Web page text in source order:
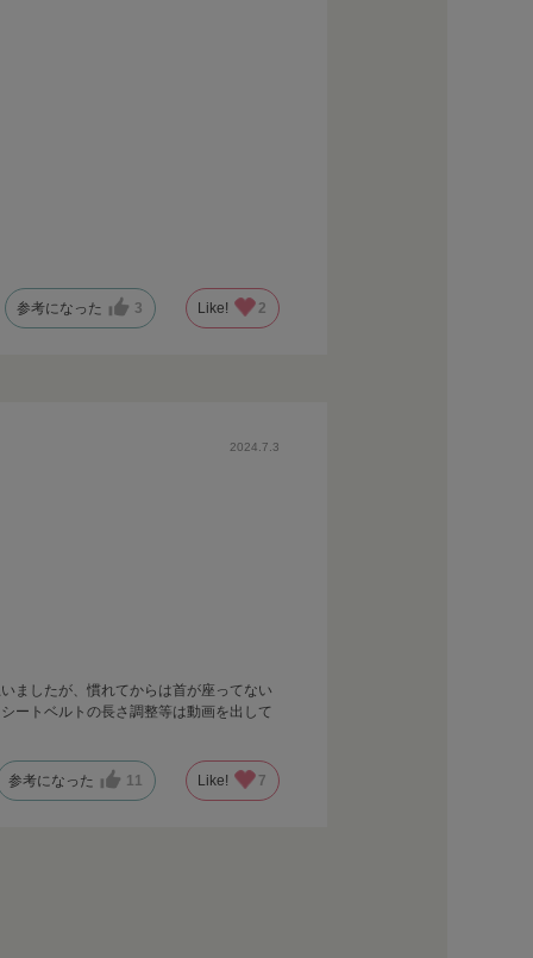
参考になった 3 Like! 2
2024.7.3
ましたが、慣れてからは首が座ってない
ートベルトの長さ調整等は動画を出して
参考になった 11 Like! 7